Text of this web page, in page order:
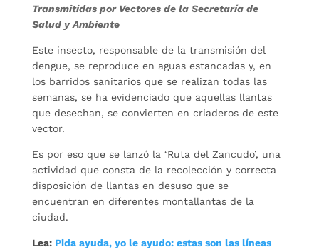
Transmitidas por Vectores de la Secretaría de
Salud y Ambiente
Este insecto, responsable de la transmisión del
dengue, se reproduce en aguas estancadas y, en
los barridos sanitarios que se realizan todas las
semanas, se ha evidenciado que aquellas llantas
que desechan, se convierten en criaderos de este
vector.
Es por eso que se lanzó la ‘Ruta del Zancudo’, una
actividad que consta de la recolección y correcta
disposición de llantas en desuso que se
encuentran en diferentes montallantas de la
ciudad.
Lea: Pida ayuda, yo le ayudo: estas son las líneas